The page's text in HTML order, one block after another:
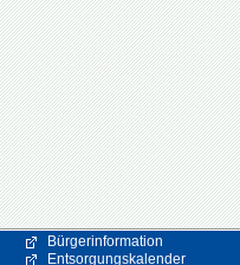
Bürgerinformation
Entsorgungskalender